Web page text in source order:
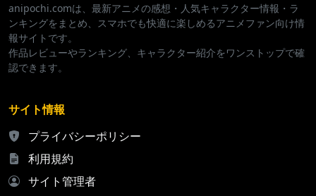
anipochi.comは、最新アニメの感想・人気キャラクター情報・ラ
ンキングをまとめ、スマホでも快適に楽しめるアニメファン向け情
報サイトです。
作品レビューやランキング、キャラクター紹介をワンストップで確
認できます。
サイト情報
プライバシーポリシー
利用規約
サイト管理者